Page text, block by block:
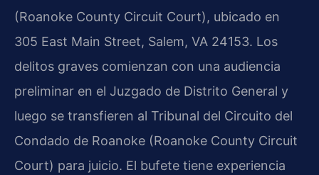
(Roanoke County Circuit Court), ubicado en
305 East Main Street, Salem, VA 24153. Los
delitos graves comienzan con una audiencia
preliminar en el Juzgado de Distrito General y
luego se transfieren al Tribunal del Circuito del
Condado de Roanoke (Roanoke County Circuit
Court) para juicio. El bufete tiene experiencia